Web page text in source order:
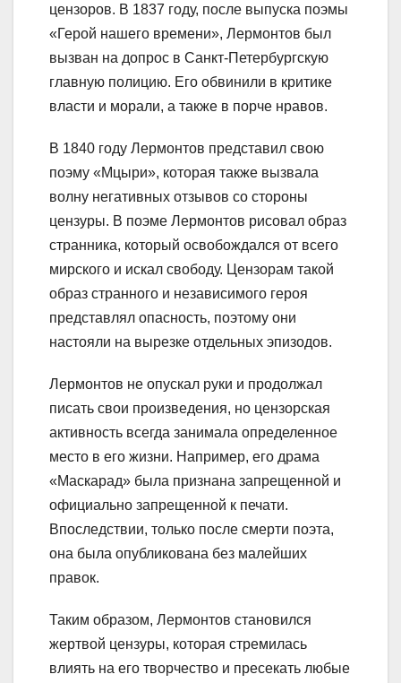
цензоров. В 1837 году, после выпуска поэмы
«Герой нашего времени», Лермонтов был
вызван на допрос в Санкт-Петербургскую
главную полицию. Его обвинили в критике
власти и морали, а также в порче нравов.
В 1840 году Лермонтов представил свою
поэму «Мцыри», которая также вызвала
волну негативных отзывов со стороны
цензуры. В поэме Лермонтов рисовал образ
странника, который освобождался от всего
мирского и искал свободу. Цензорам такой
образ странного и независимого героя
представлял опасность, поэтому они
настояли на вырезке отдельных эпизодов.
Лермонтов не опускал руки и продолжал
писать свои произведения, но цензорская
активность всегда занимала определенное
место в его жизни. Например, его драма
«Маскарад» была признана запрещенной и
официально запрещенной к печати.
Впоследствии, только после смерти поэта,
она была опубликована без малейших
правок.
Таким образом, Лермонтов становился
жертвой цензуры, которая стремилась
влиять на его творчество и пресекать любые